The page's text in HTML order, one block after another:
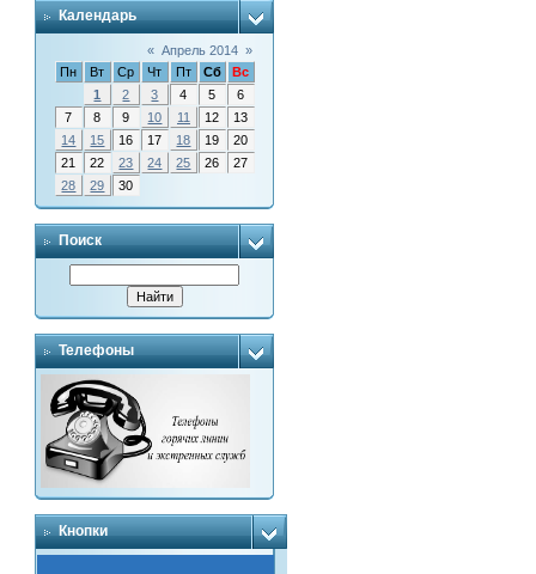
Календарь
« Апрель 2014 »
Пн
Вт Ср Чт Пт Сб
Вс
1
2 3 4 5
6
7
8 9 10 11 12
13
14
15 16 17 18 19
20
21
22 23 24 25 26
27
28
29 30
Поиск
Телефоны
Кнопки